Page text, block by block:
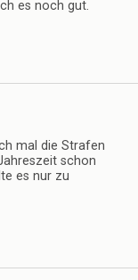
es noch gut.
mal die Strafen
schon
es nur zu